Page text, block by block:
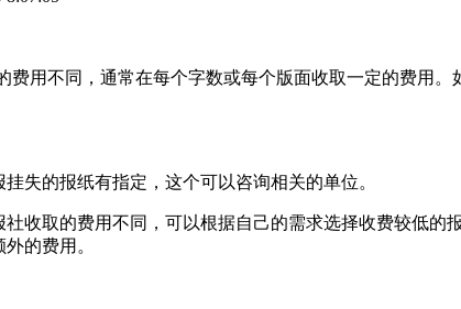
费用不同，通常在每个字数或每个版面收取一定的费用
失的报纸有指定，这个可以咨询相关的单位。
收取的费用不同，可以根据自己的需求选择收费较低
的费用。